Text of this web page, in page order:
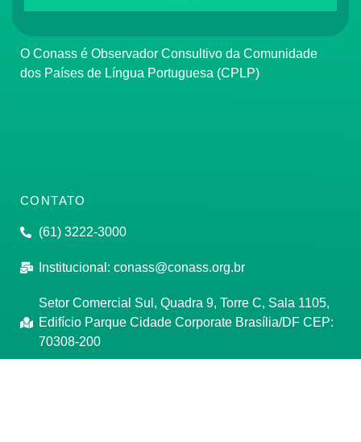
O Conass é Observador Consultivo da Comunidade
dos Países de Língua Portuguesa (CPLP)
CONTATO
(61) 3222-3000
Institucional: conass@conass.org.br
Setor Comercial Sul, Quadra 9, Torre C, Sala 1105,
Edifício Parque Cidade Corporate Brasília/DF CEP:
70308-200